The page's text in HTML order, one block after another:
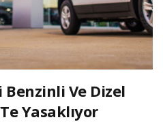
Ve Dizel
Yasaklıyor